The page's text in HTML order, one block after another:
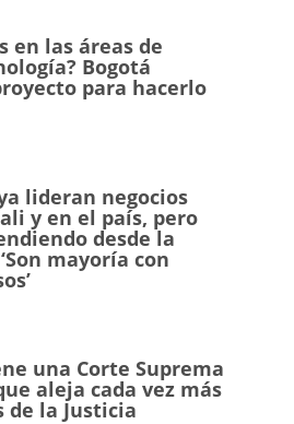
en las áreas de
Bogotá
para hacerlo
lideran negocios
y en el país, pero
desde la
mayoría con
una Corte Suprema
aleja cada vez más
de la Justicia